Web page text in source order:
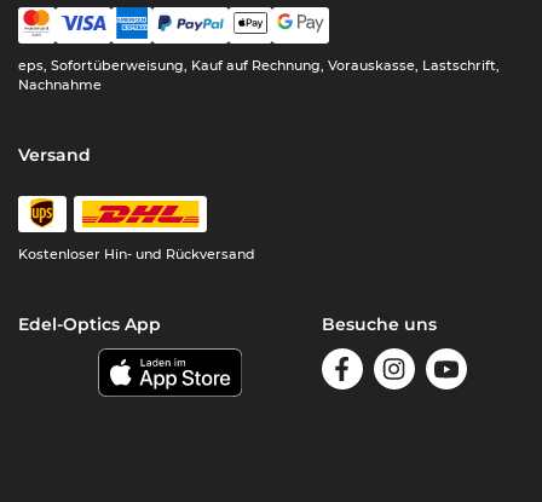
eps, Sofortüberweisung, Kauf auf Rechnung, Vorauskasse, Lastschrift,
Nachnahme
Versand
Kostenloser Hin- und Rückversand
Edel-Optics App Besuche uns